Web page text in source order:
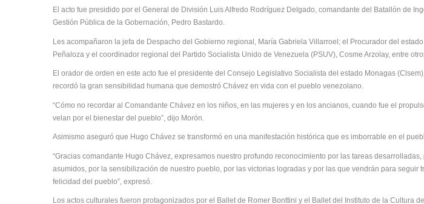
El acto fue presidido por el General de División Luis Alfredo Rodríguez Delgado, comandante del Batallón de
Gestión Pública de la Gobernación, Pedro Bastardo.
Les acompañaron la jefa de Despacho del Gobierno regional, María Gabriela Villarroel; el Procurador del
Peñaloza y el coordinador regional del Partido Socialista Unido de Venezuela (PSUV), Cosme Arzolay, entre
El orador de orden en este acto fue el presidente del Consejo Legislativo Socialista del estado Monagas
recordó la gran sensibilidad humana que demostró Chávez en vida con el pueblo venezolano.
“Cómo no recordar al Comandante Chávez en los niños, en las mujeres y en los ancianos, cuando fue el
velan por el bienestar del pueblo”, dijo Morón.
Asimismo aseguró que Hugo Chávez se transformó en una manifestación histórica que es imborrable en el
“Gracias comandante Hugo Chávez, expresamos nuestro profundo reconocimiento por las tareas
asumidos, por la sensibilización de nuestro pueblo, por las victorias logradas y por las que vendrán para seguir
felicidad del pueblo”, expresó.
Los actos culturales fueron protagonizados por el Ballet de Romer Bonttini y el Ballet del Instituto de la Cultura